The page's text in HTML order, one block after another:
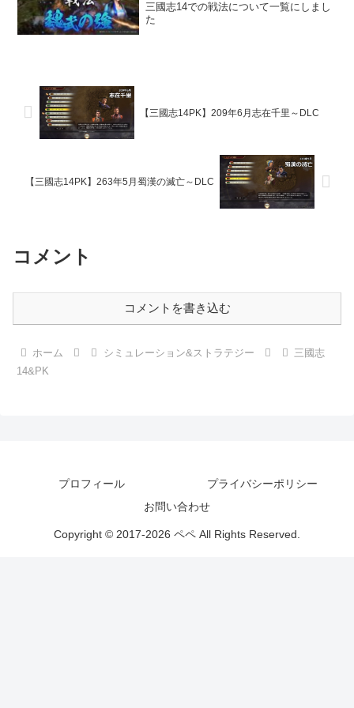
三國志14での戦法について一覧にしまし
た
【三國志14PK】209年6月志在千里～DLC
【三國志14PK】263年5月蜀漢の滅亡～DLC
コメント
コメントを書き込む
ホーム シミュレーション&ストラテジー
三國志
14&PK
プロフィール
プライバシーポリシー
お問い合わせ
Copyright © 2017-2026 ペペ All Rights Reserved.